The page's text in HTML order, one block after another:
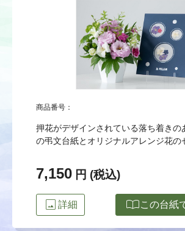
商品番号：
押花がデザインされている落ち着きの
の弔文台紙とオリジナルアレンジ花の
7,150 円 (税込)
image 詳細 import_contactsこの台紙